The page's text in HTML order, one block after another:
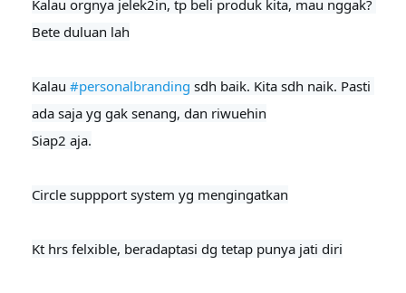
Kalau orgnya jelek2in, tp beli produk kita, mau nggak?
Bete duluan lah
Kalau #personalbranding sdh baik. Kita sdh naik. Pasti
ada saja yg gak senang, dan riwuehin
Siap2 aja.
Circle suppport system yg mengingatkan
Kt hrs felxible, beradaptasi dg tetap punya jati diri